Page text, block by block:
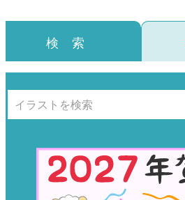
検 索
検索